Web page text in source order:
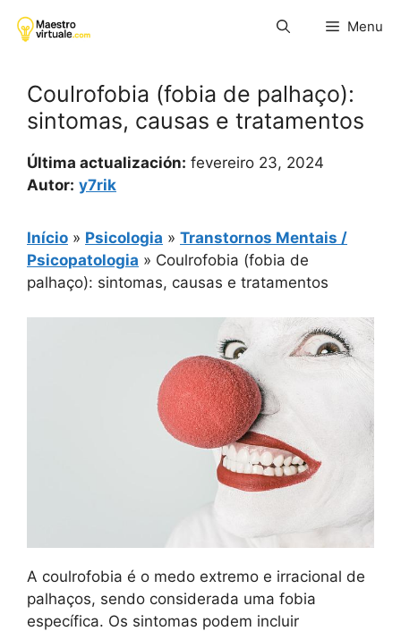
para
Menu
Coulrofobia (fobia de palhaço):
sintomas, causas e tratamentos
Última actualización: fevereiro 23, 2024
Autor: y7rik
Início » Psicologia » Transtornos Mentais /
Psicopatologia » Coulrofobia (fobia de
palhaço): sintomas, causas e tratamentos
A coulrofobia é o medo extremo e irracional de
palhaços, sendo considerada uma fobia
específica. Os sintomas podem incluir